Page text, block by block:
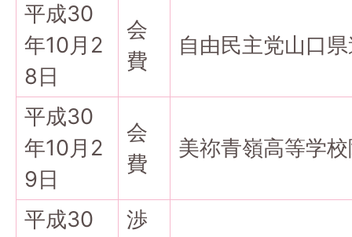
平成30
年10月2
8日
会
費
自由民主党山口
平成30
年10月2
9日
会
費
美祢青嶺高等学
平成30
渉